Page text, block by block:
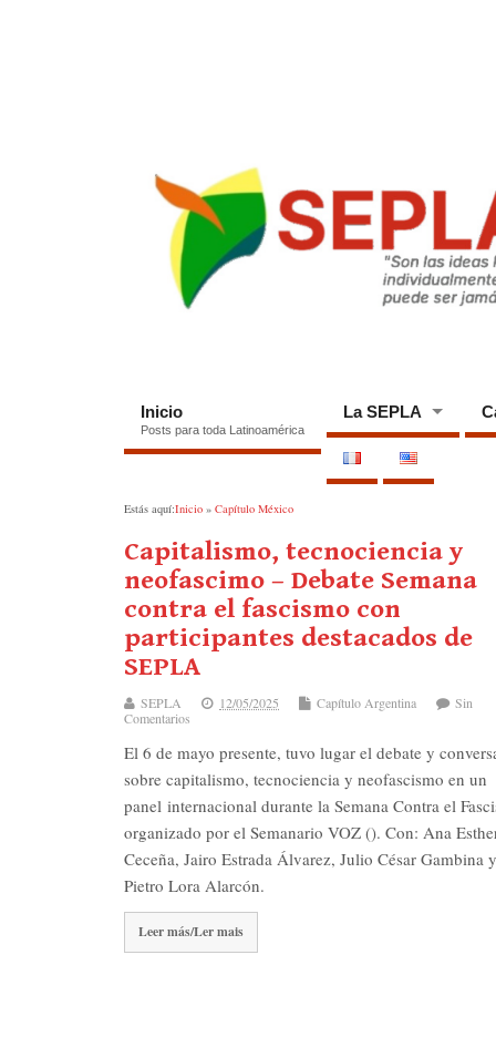
Inicio
Posts para toda Latinoamérica
La SEPLA
Estás aquí:Inicio » Capítulo México
Capitalismo, tecnociencia y
neofascimo – Debate Semana
contra el fascismo con
participantes destacados de
SEPLA
SEPLA 12/05/2025 Capítulo Argentina
Sin
Comentarios
El 6 de mayo presente, tuvo lugar el debate y
sobre capitalismo, tecnociencia y neofascismo en un
panel internacional durante la Semana Contra el
organizado por el Semanario VOZ (). Con: Ana
Ceceña, Jairo Estrada Álvarez, Julio César Gambina y
Pietro Lora Alarcón.
Leer más/Ler mais